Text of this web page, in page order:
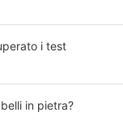
i test
in pietra?